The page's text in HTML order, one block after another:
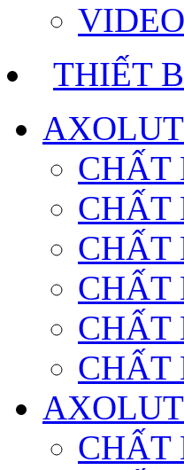
VIDEO
THIẾT
CHẤT
CHẤT
CHẤT
CHẤT
CHẤT
CHẤT
CHẤT